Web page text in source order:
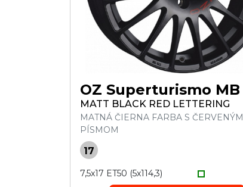
OZ Superturismo MB
MATT BLACK RED LETTERING
MATNÁ ČIERNA FARBA S ČERVENÝM
PÍSMOM
17
7,5x17 ET50 (5x114,3)